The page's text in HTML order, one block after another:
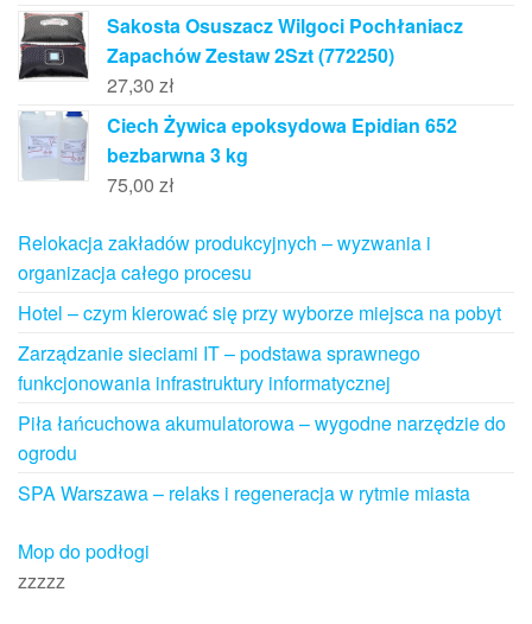
Sakosta Osuszacz Wilgoci Pochłaniacz
Zapachów Zestaw 2Szt (772250)
27,30 zł
Ciech Żywica epoksydowa Epidian 652
bezbarwna 3 kg
75,00 zł
Relokacja zakładów produkcyjnych – wyzwania i
organizacja całego procesu
Hotel – czym kierować się przy wyborze miejsca na pobyt
Zarządzanie sieciami IT – podstawa sprawnego
funkcjonowania infrastruktury informatycznej
Piła łańcuchowa akumulatorowa – wygodne narzędzie do
ogrodu
SPA Warszawa – relaks i regeneracja w rytmie miasta
Mop do podłogi
zzzzz